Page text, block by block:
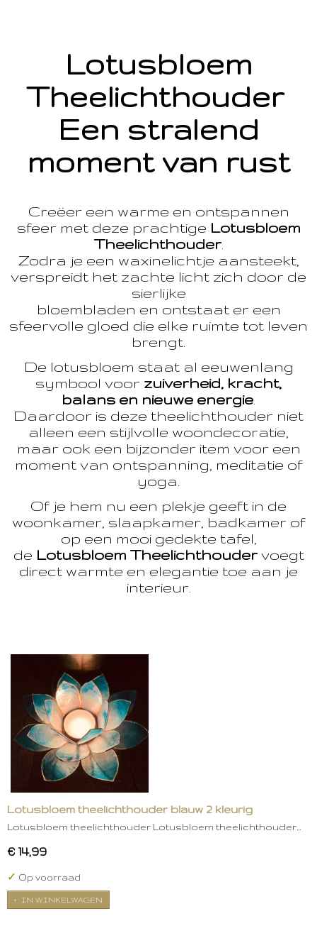
Lotusbloem
Theelichthouder
Een stralend
moment van rust
Creëer een warme en ontspannen
sfeer met deze prachtige Lotusbloem
Theelichthouder.
Zodra je een waxinelichtje aansteekt,
verspreidt het zachte licht zich door de
sierlijke
bloembladen en ontstaat er een
sfeervolle gloed die elke ruimte tot leven
brengt.
De lotusbloem staat al eeuwenlang
symbool voor zuiverheid, kracht,
balans en nieuwe energie
Daardoor is deze theelichthouder niet
alleen een stijlvolle woondecoratie,
maar ook een bijzonder item voor een
moment van ontspanning, meditatie of
yoga.
Of je hem nu een plekje geeft in de
woonkamer, slaapkamer, badkamer of
op een mooi gedekte tafel,
de Lotusbloem Theelichthoudervoegt
direct warmte en elegantie toe aan je
interieur.
Lotusbloem theelichthouder blauw 2 kleurig
Lotusbloem theelichthouder Lotusbloem theelichthouder…
€ 14,99
✓ Op voorraad
IN WINKELWAGEN